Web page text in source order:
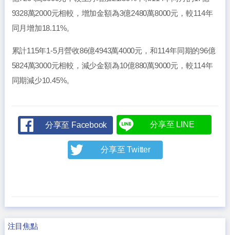
9328萬2000元相較，增加金額為3億2480萬8000元，較114年
同月增加18.11%。
累計115年1-5月營收86億4943萬4000元，和114年同期的96億
5824萬3000元相較，減少金額為10億880萬9000元，較114年
同期減少10.45%。
分享至 Facebook 分享至 LINE
分享至 Twitter
注目焦點